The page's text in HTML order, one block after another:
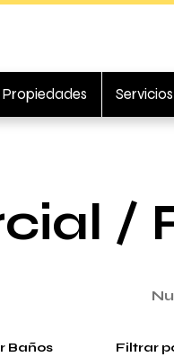
Propiedades Servicios
/
Baños Filtrar